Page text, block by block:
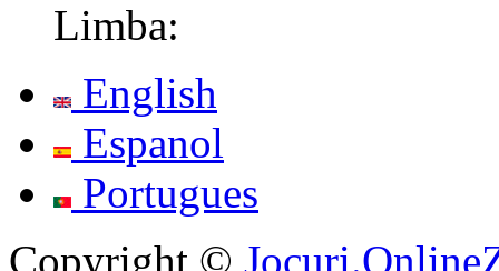
Limba:
English
Espanol
Portugues
Copyright ©